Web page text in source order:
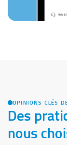
OPINIONS CLÉS
Des
nous